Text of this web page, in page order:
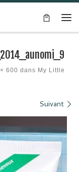
600 dans My Little
Suivant